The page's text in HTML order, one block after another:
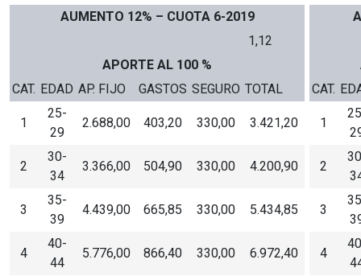
AUMENTO 12% – CUOTA 6-2019
1,12
APORTE AL 100 %
CAT. EDAD AP. FIJO GASTOS SEGURO TOTAL CAT.
1
25-
29
2.688,00 403,20 330,00 3.421,20 1
2
30-
34
3.366,00 504,90 330,00 4.200,90 2
3
35-
39
4.439,00 665,85 330,00 5.434,85 3
4
40-
44
5.776,00 866,40 330,00 6.972,40 4